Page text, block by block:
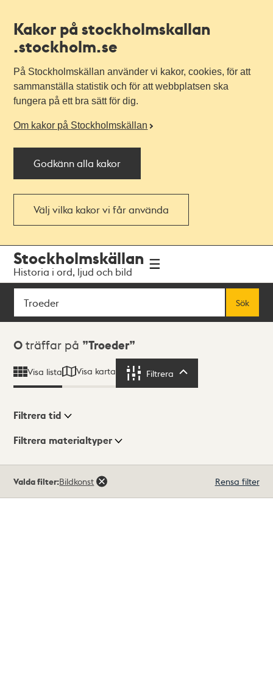
Kakor på stockholmskallan
.stockholm.se
På Stockholmskällan använder vi kakor, cookies, för att
sammanställa statistik och för att webbplatsen ska
fungera på ett bra sätt för dig.
Om kakor på Stockholmskällan
Godkänn alla kakor
Välj vilka kakor vi får använda
navigationen
huvudinnehållet
Stockholmskällan
Historia i ord, ljud och bild
Sök
Sök
Sökresultat
0 träffar på Troeder
Visa lista Visa karta Filtrera
Visningsläge
Filtrera tid
Filtrera materialtyper
träffar
Valda filter:Bildkonst Rensa filter